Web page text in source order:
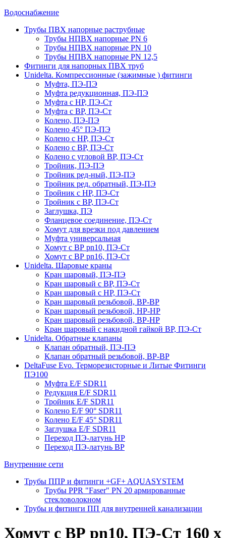
Водоснабжение
Трубы ПВХ напорные раструбные
Трубы НПВХ напорные PN 6
Трубы НПВХ напорные PN 10
Трубы НПВХ напорные PN 12,5
Фитинги для напорных ПВХ труб
Unidelta. Компрессионные (зажимные ) фитинги
Муфта, ПЭ-ПЭ
Муфта редукционная, ПЭ-ПЭ
Муфта с НР, ПЭ-Ст
Муфта с ВР, ПЭ-Ст
Колено, ПЭ-ПЭ
Колено 45° ПЭ-ПЭ
Колено с НР, ПЭ-Ст
Колено с ВР, ПЭ-Ст
Колено с угловой ВР, ПЭ-Ст
Тройник, ПЭ-ПЭ
Тройник ред-ный, ПЭ-ПЭ
Тройник ред. обратный, ПЭ-ПЭ
Тройник с НР, ПЭ-Ст
Тройник с ВР, ПЭ-Ст
Заглушка, ПЭ
Фланцевое соединение, ПЭ-Ст
Хомут для врезки под давлением
Муфта универсальная
Хомут с ВР pn10, ПЭ-Ст
Хомут с ВР pn16, ПЭ-Ст
Unidelta. Шаровые краны
Кран шаровый, ПЭ-ПЭ
Кран шаровый с ВР, ПЭ-Ст
Кран шаровый с НР, ПЭ-Ст
Кран шаровый резьбовой, ВР-ВР
Кран шаровый резьбовой, НР-НР
Кран шаровый резьбовой, ВР-НР
Кран шаровый с накидной гайкой ВР, ПЭ-Ст
Unidelta. Обратные клапаны
Клапан обратный, ПЭ-ПЭ
Клапан обратный резьбовой, ВР-ВР
DeltaFuse Evo. Терморезисторные и Литые Фитинги
ПЭ100
Муфта E/F SDR11
Редукция E/F SDR11
Тройник E/F SDR11
Колено E/F 90° SDR11
Колено E/F 45° SDR11
Заглушка E/F SDR11
Переход ПЭ-латунь НР
Переход ПЭ-латунь ВР
Внутренние сети
Трубы ППР и фитинги +GF+ AQUASYSTEM
Трубы PPR "Faser" PN 20 армированные
стекловолокном
Трубы и фитинги ПП для внутренней канализации
Хомут с ВР pn10, ПЭ-Ст 160 х